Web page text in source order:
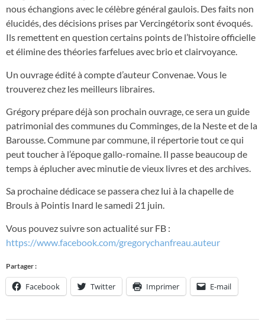
nous échangions avec le célèbre général gaulois. Des faits non
élucidés, des décisions prises par Vercingétorix sont évoqués.
Ils remettent en question certains points de l’histoire officielle
et élimine des théories farfelues avec brio et clairvoyance.
Un ouvrage édité à compte d’auteur Convenae. Vous le
trouverez chez les meilleurs libraires.
Grégory prépare déjà son prochain ouvrage, ce sera un guide
patrimonial des communes du Comminges, de la Neste et de la
Barousse. Commune par commune, il répertorie tout ce qui
peut toucher à l’époque gallo-romaine. Il passe beaucoup de
temps à éplucher avec minutie de vieux livres et des archives.
Sa prochaine dédicace se passera chez lui à la chapelle de
Brouls à Pointis Inard le samedi 21 juin.
Vous pouvez suivre son actualité sur FB :
https://www.facebook.com/gregorychanfreau.auteur
Partager :
Facebook Twitter Imprimer E-mail